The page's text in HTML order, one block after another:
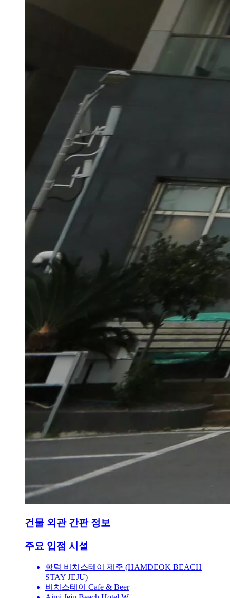
건물 외관 간판 정보
주요 입점 시설
함덕 비치스테이 제주 (HAMDEOK BEACH
STAY JEJU)
비치스테이 Cafe & Beer